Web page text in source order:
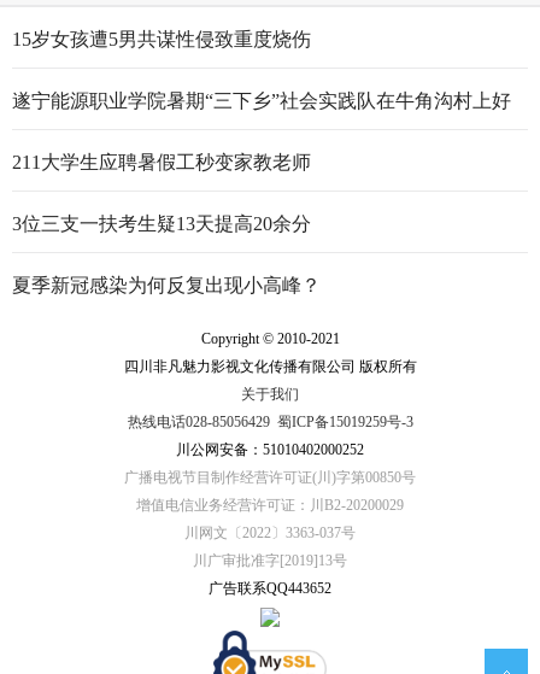
15岁女孩遭5男共谋性侵致重度烧伤
遂宁能源职业学院暑期“三下乡”社会实践队在牛角沟村上好
211大学生应聘暑假工秒变家教老师
3位三支一扶考生疑13天提高20余分
夏季新冠感染为何反复出现小高峰？
Copyright © 2010-2021
四川非凡魅力影视文化传播有限公司 版权所有
关于我们
热线电话028-85056429 蜀ICP备15019259号-3
川公网安备：51010402000252
广播电视节目制作经营许可证(川)字第00850号
增值电信业务经营许可证：川B2-20200029
川网文〔2022〕3363-037号
川广审批准字[2019]13号
广告联系QQ443652